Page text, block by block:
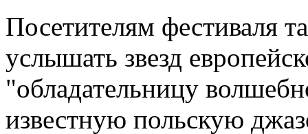
Посетителям фестиваля
услышать звезд
"обладательницу
известную польскую